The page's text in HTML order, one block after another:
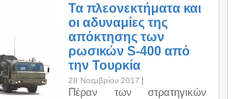
Τα πλεονεκτήματα και
οι αδυναμίες της
απόκτησης των
ρωσικών S-400 από
την Τουρκία
28 Νοεμβρίου 2017
Πέραν των στρατηγικών